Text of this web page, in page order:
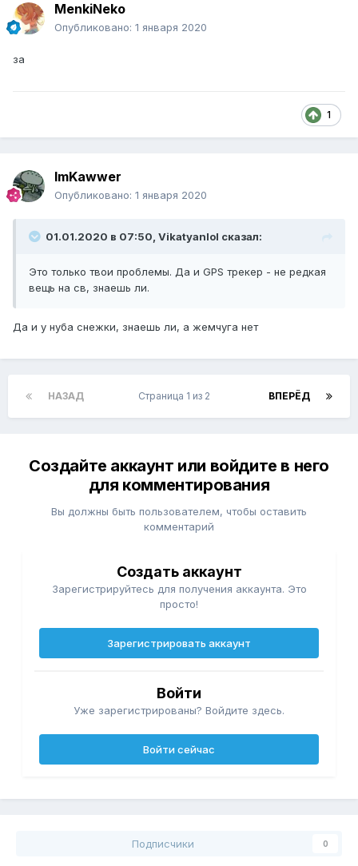
MenkiNeko
Опубликовано: 1 января 2020
за
1
ImKawwer
Опубликовано: 1 января 2020
01.01.2020 в 07:50, Vikatyanlol сказал:
Это только твои проблемы. Да и GPS трекер - не редкая
вещь на св, знаешь ли.
Да и у нуба снежки, знаешь ли, а жемчуга нет
НАЗАД ВПЕРЁД
Страница 1 из 2
Создайте аккаунт или войдите в него
для комментирования
Вы должны быть пользователем, чтобы оставить
комментарий
Создать аккаунт
Зарегистрируйтесь для получения аккаунта. Это
просто!
Зарегистрировать аккаунт
Войти
Уже зарегистрированы? Войдите здесь.
Войти сейчас
Подписчики 0